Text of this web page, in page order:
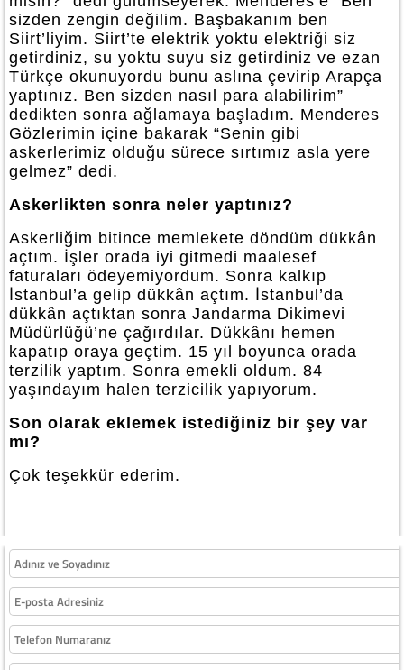
sizden zengin değilim. Başbakanım ben
Siirt’liyim. Siirt’te elektrik yoktu elektriği siz
getirdiniz, su yoktu suyu siz getirdiniz ve ezan
Türkçe okunuyordu bunu aslına çevirip Arapça
yaptınız. Ben sizden nasıl para alabilirim”
dedikten sonra ağlamaya başladım. Menderes
Gözlerimin içine bakarak “Senin gibi
askerlerimiz olduğu sürece sırtımız asla yere
gelmez” dedi.
Askerlikten sonra neler yaptınız?
Askerliğim bitince memlekete döndüm dükkân
açtım. İşler orada iyi gitmedi maalesef
faturaları ödeyemiyordum. Sonra kalkıp
İstanbul’a gelip dükkân açtım. İstanbul’da
dükkân açtıktan sonra Jandarma Dikimevi
Müdürlüğü’ne çağırdılar. Dükkânı hemen
kapatıp oraya geçtim. 15 yıl boyunca orada
terzilik yaptım. Sonra emekli oldum. 84
yaşındayım halen terzicilik yapıyorum.
Son olarak eklemek istediğiniz bir şey var
mı?
Çok teşekkür ederim.